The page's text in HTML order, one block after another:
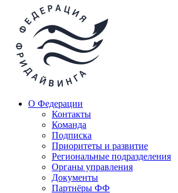
О Федерации
Контакты
Команда
Подписка
Приоритеты и развитие
Региональные подразделения
Органы управления
Документы
Партнёры ФФ